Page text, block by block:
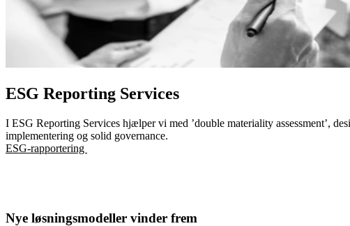
ESG Reporting Services
I ESG Reporting Services hjælper vi med ’double materiality assessment’,
implementering og solid governance.
ESG-rapportering
Nye løsningsmodeller vinder frem